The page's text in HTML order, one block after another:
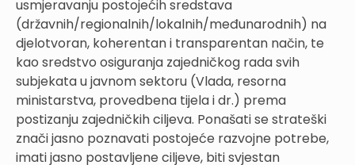
usmjeravanju postojećih sredstava
(državnih/regionalnih/lokalnih/međunarodnih) na
djelotvoran, koherentan i transparentan način, te
kao sredstvo osiguranja zajedničkog rada svih
subjekata u javnom sektoru (Vlada, resorna
ministarstva, provedbena tijela i dr.) prema
postizanju zajedničkih ciljeva. Ponašati se strateški
znači jasno poznavati postojeće razvojne potrebe,
imati jasno postavljene ciljeve, biti svjestan